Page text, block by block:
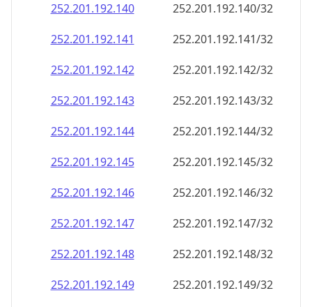
252.201.192.140
252.201.192.140/32
252.201.192.141
252.201.192.141/32
252.201.192.142
252.201.192.142/32
252.201.192.143
252.201.192.143/32
252.201.192.144
252.201.192.144/32
252.201.192.145
252.201.192.145/32
252.201.192.146
252.201.192.146/32
252.201.192.147
252.201.192.147/32
252.201.192.148
252.201.192.148/32
252.201.192.149
252.201.192.149/32